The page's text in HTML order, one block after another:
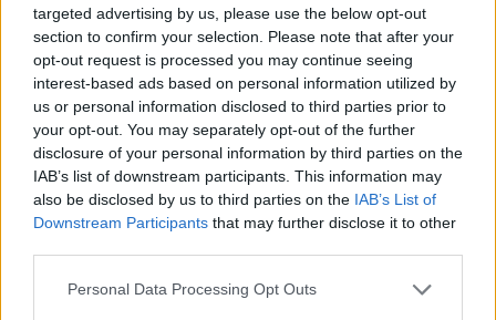
targeted advertising by us, please use the below opt-out
section to confirm your selection. Please note that after your
opt-out request is processed you may continue seeing
interest-based ads based on personal information utilized by
us or personal information disclosed to third parties prior to
your opt-out. You may separately opt-out of the further
disclosure of your personal information by third parties on the
IAB’s list of downstream participants. This information may
also be disclosed by us to third parties on the IAB’s List of
Downstream Participants that may further disclose it to other
Please note that this website/app uses one or more Google
Personal Data Processing Opt Outs
Στη συνέχεια, η υποστήριξη του Ερντογάν στην
Παλαιστίνη έγινε ακόμα πιο σαφής, καθώς τόνισε
ότι: «Η μόνιμη ειρήνη στη Μέση Ανατολή είναι
δυνατή μόνο με μια τελική λύση στο πρόβλημα
Παλαιστίνης-Ισραήλ. Η δημιουργία ενός
ανεξάρτητου και γεωγραφικά ενοποιημένου
παλαιστινιακού κράτους, με πρωτεύουσα την
Ιερουσαλήμ, είναι μια αμετάκλητη ανάγκη. Θα
κλιμακωθεί ένταση στην περιοχή και να οδηγήσει